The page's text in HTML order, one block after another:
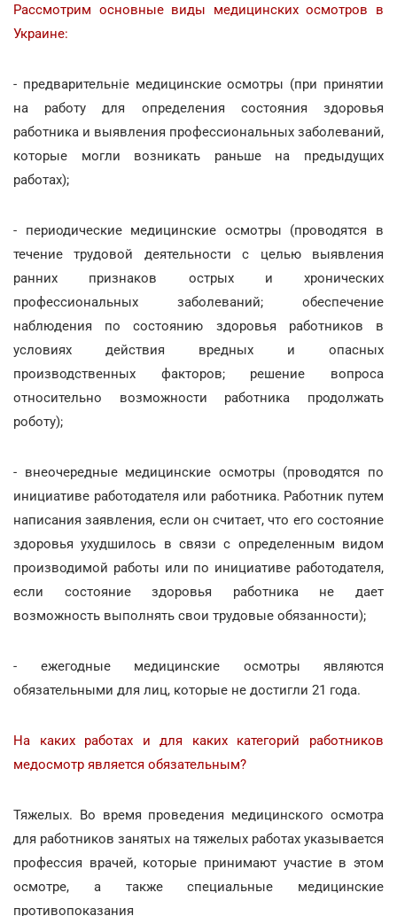
Рассмотрим основные виды медицинских осмотров в
Украине:
- предварительніе медицинские осмотры (при принятии
на работу для определения состояния здоровья
работника и выявления профессиональных заболеваний,
которые могли возникать раньше на предыдущих
работах);
- периодические медицинские осмотры (проводятся в
течение трудовой деятельности с целью выявления
ранних признаков острых и хронических
профессиональных заболеваний; обеспечение
наблюдения по состоянию здоровья работников в
условиях действия вредных и опасных
производственных факторов; решение вопроса
относительно возможности работника продолжать
роботу);
- внеочередные медицинские осмотры (проводятся по
инициативе работодателя или работника. Работник путем
написания заявления, если он считает, что его состояние
здоровья ухудшилось в связи с определенным видом
производимой работы или по инициативе работодателя,
если состояние здоровья работника не дает
возможность выполнять свои трудовые обязанности);
- ежегодные медицинские осмотры являются
обязательными для лиц, которые не достигли 21 года.
На каких работах и для каких категорий работников
медосмотр является обязательным?
Тяжелых. Во время проведения медицинского осмотра
для работников занятых на тяжелых работах указывается
профессия врачей, которые принимают участие в этом
осмотре, а также специальные медицинские
противопоказания